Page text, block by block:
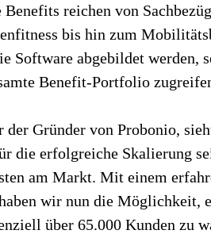
reichen von
bis hin zum
Software abgebildet werden,
Benefit-Portfolio
Gründer von Probonio,
die erfolgreiche Skalierung
am Markt. Mit einem
wir nun die Möglichkeit,
über 65.000 Kunden zu